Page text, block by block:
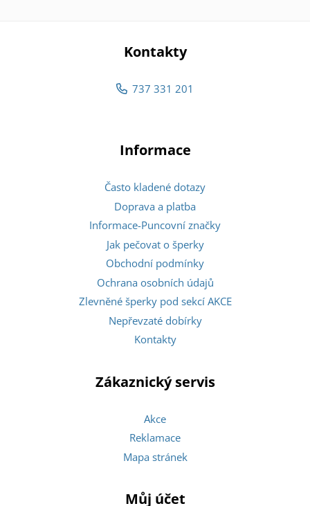
Kontakty
737 331 201
Informace
Často kladené dotazy
Doprava a platba
Informace-Puncovní značky
Jak pečovat o šperky
Obchodní podmínky
Ochrana osobních údajů
Zlevněné šperky pod sekcí AKCE
Nepřevzaté dobírky
Kontakty
Zákaznický servis
Akce
Reklamace
Mapa stránek
Můj účet